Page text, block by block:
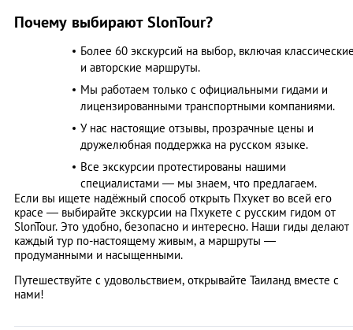
Почему выбирают SlonTour?
Более 60 экскурсий на выбор, включая
и авторские маршруты.
Мы работаем только с официальными гидами и
лицензированными транспортными компаниями.
У нас настоящие отзывы, прозрачные цены и
дружелюбная поддержка на русском языке.
Все экскурсии протестированы нашими
специалистами — мы знаем, что предлагаем.
Если вы ищете надёжный способ открыть Пхукет во всей его
красе — выбирайте экскурсии на Пхукете с русским гидом от
SlonTour. Это удобно, безопасно и интересно. Наши гиды делают
каждый тур по-настоящему живым, а маршруты —
продуманными и насыщенными.
Путешествуйте с удовольствием, открывайте Таиланд вместе с
нами!